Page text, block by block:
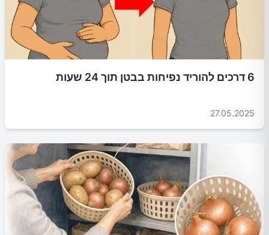
6 דרכים להוריד נפיחות בבטן תוך 24 שעות
27.05.2025